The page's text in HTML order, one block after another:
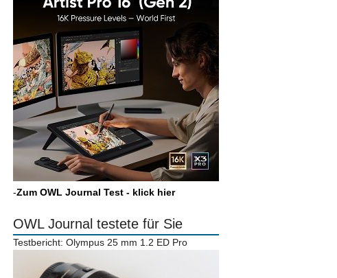
-Zum OWL Journal Test - klick hier
OWL Journal testete für Sie
Testbericht: Olympus 25 mm 1.2 ED Pro